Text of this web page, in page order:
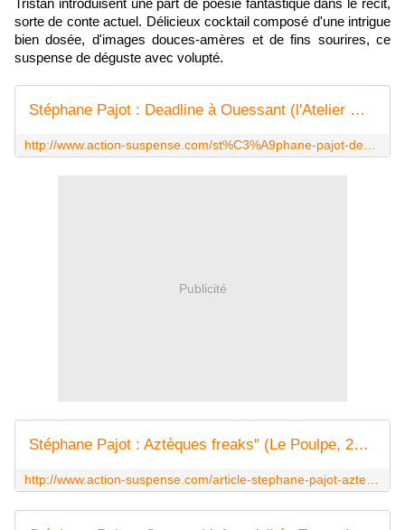
Tristan introduisent une part de poésie fantastique dans le récit,
sorte de conte actuel. Délicieux cocktail composé d'une intrigue
bien dosée, d'images douces-amères et de fins sourires, ce
suspense de déguste avec volupté.
Stéphane Pajot : Deadline à Ouessant (l'Atelier Mosésu, 2013) - Le blog de Claude LE NOCHER
Publicité
Stéphane Pajot : Aztèques freaks" (Le Poulpe, 2012) - Le blog de Claude LE NOCHER